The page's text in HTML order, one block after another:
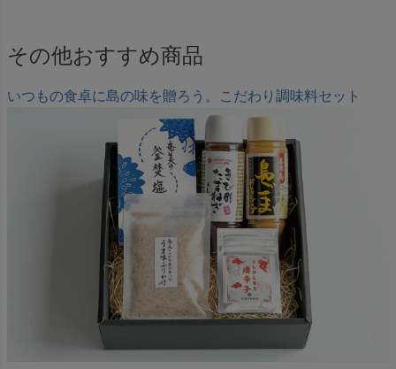
その他おすすめ商品
いつもの食卓に島の味を贈ろう。こだわり調味料セット